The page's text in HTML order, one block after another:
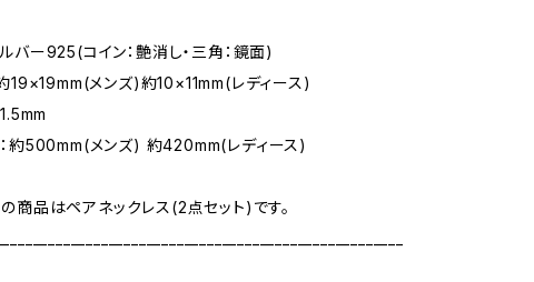
バー925(コイン：艶消し・三角：鏡面)
19×19mm(メンズ)約10×11mm(レディース)
：約500mm(メンズ) 約420mm(レディース)
商品はペアネックレス(2点セット)です。